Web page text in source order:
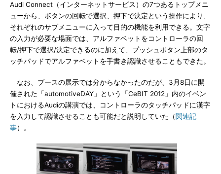
Audi Connect（インターネットサービス）の7つあるトップメニ
ューから、ボタンの回転で選択、押下で決定という操作により、
それぞれのサブメニューに入って目的の機能を利用できる。文字
の入力が必要な場面では、アルファベットをコントローラの回
転/押下で選択/決定できるのに加えて、プッシュボタン上部のタ
ッチパッドでアルファベットを手書き認識させることもできた。
なお、ブースの展示では分からなかったのだが、3月8日に開
催された「automotiveDAY」という「CeBIT 2012」内のイベン
トにおけるAudiの講演では、コントローラのタッチパッドに漢字
を入力して認識させることも可能だと説明していた（関連記
事）。